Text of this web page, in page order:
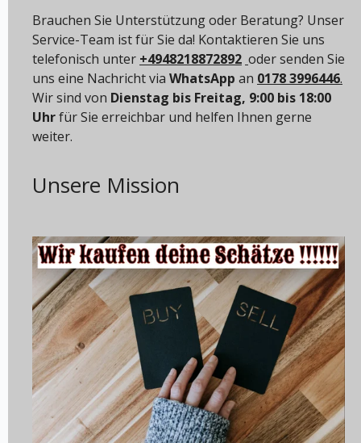
Brauchen Sie Unterstützung oder Beratung? Unser
Service-Team ist für Sie da! Kontaktieren Sie uns
telefonisch unter +4948218872892 oder senden Sie
uns eine Nachricht via WhatsApp an 0178 3996446.
Wir sind von Dienstag bis Freitag, 9:00 bis 18:00
Uhrfür Sie erreichbar und helfen Ihnen gerne
weiter.
Unsere Mission